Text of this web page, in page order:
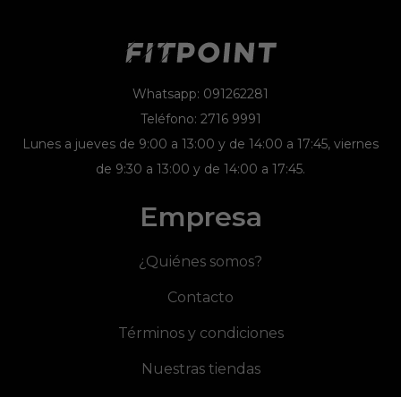
Whatsapp: 091262281
Teléfono: 2716 9991
Lunes a jueves de 9:00 a 13:00 y de 14:00 a 17:45, viernes
de 9:30 a 13:00 y de 14:00 a 17:45.
Empresa
¿Quiénes somos?
Contacto
Términos y condiciones
Nuestras tiendas